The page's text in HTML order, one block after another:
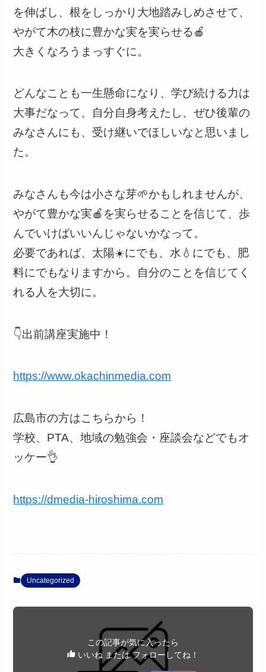
を伸ばし、根をしっかり大地踏みしめさせて、
やがて木の枝に豊かな実を実らせる🍎
大きくなろうまっすぐに。
どんなことも一生懸命になり、学び続ける力は
大事だなって、自分自身考えたし、ぜひ後輩の
みなさんにも、受け継いでほしいなと思いまし
た。
みなさんも今は小さな芽🌱かもしれませんが、
やがて豊かな実🍎を実らせることを信じて、歩
んでいけばいいんじゃないかなって。
必要であれば、太陽☀️にでも、水💧にでも、肥
料にでもなりますから。自分のことを信じてく
れる人を大切に。
👇出前講座実施中！
https://www.okachinmedia.com
広島市の方はこちらから！
学校、PTA、地域の勉強会・座談会などでもオ
ッケー👌
https://dmedia-hiroshima.com
Uncategorized
この記事が気に入ったら
いいね または フォローしてね！